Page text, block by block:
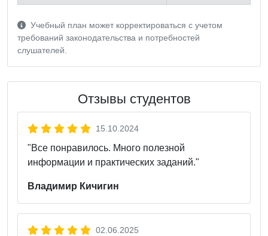
Учебный план может корректироваться с учетом
требований законодательства и потребностей
слушателей.
Отзывы студентов
15.10.2024
"Все понравилось. Много полезной
информации и практических заданий."
Владимир Кичигин
02.06.2025